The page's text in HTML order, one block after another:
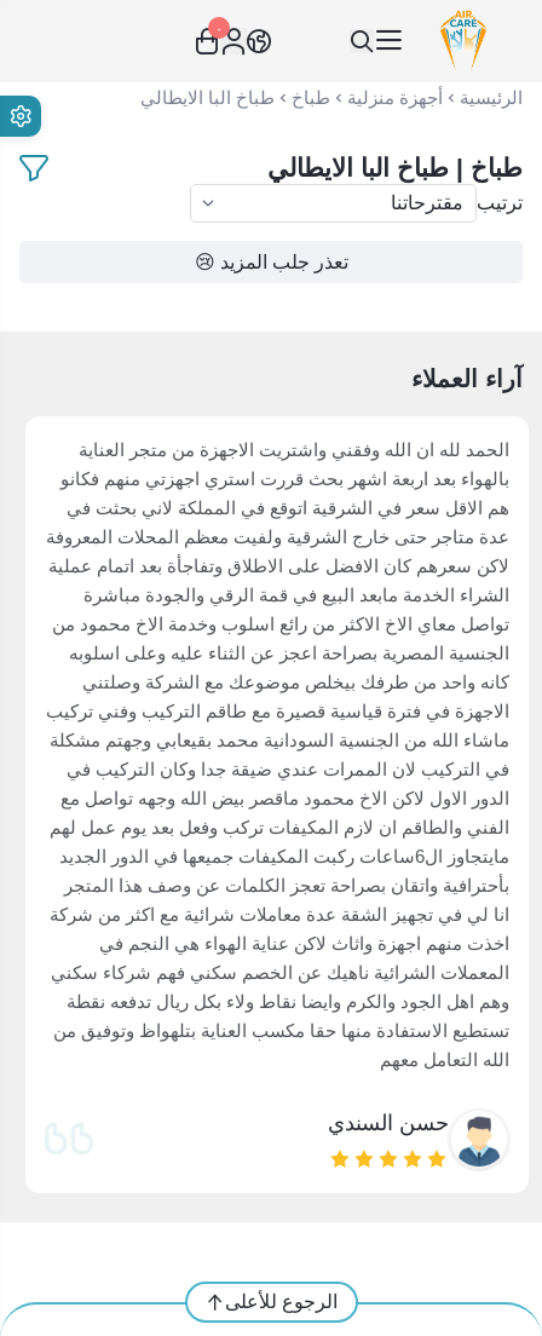
عناية الهواء | شريك سكني الاستراتيجي
٠
الرئيسية أجهزة منزلية طباخ طباخ البا الايطالي
طباخ | طباخ البا الايطالي
ترتيب
تعذر جلب المزيد 😢
آراء العملاء
الحمد لله ان الله وفقني واشتريت الاجهزة من متجر العناية
بالهواء بعد اربعة اشهر بحث قررت استري اجهزتي منهم فكانو
هم الاقل سعر في الشرقية اتوقع في المملكة لاني بحثت في
عدة متاجر حتى خارج الشرقية ولفيت معظم المحلات المعروفة
لاكن سعرهم كان الافضل على الاطلاق وتفاجأة بعد اتمام عملية
الشراء الخدمة مابعد البيع في قمة الرقي والجودة مباشرة
تواصل معاي الاخ الاكثر من رائع اسلوب وخدمة الاخ محمود من
الجنسية المصرية بصراحة اعجز عن الثناء عليه وعلى اسلوبه
كانه واحد من طرفك بيخلص موضوعك مع الشركة وصلتني
الاجهزة في فترة قياسية قصيرة مع طاقم التركيب وفني تركيب
ماشاء الله من الجنسية السودانية محمد بقيعابي وجهتم مشكلة
في التركيب لان الممرات عندي ضيقة جدا وكان التركيب في
الدور الاول لاكن الاخ محمود ماقصر بيض الله وجهه تواصل مع
الفني والطاقم ان لازم المكيفات تركب وفعل بعد يوم عمل لهم
مايتجاوز ال6ساعات ركبت المكيفات جميعها في الدور الجديد
بأحترافية واتقان بصراحة تعجز الكلمات عن وصف هذا المتجر
انا لي في تجهيز الشقة عدة معاملات شرائية مع اكثر من شركة
اخذت منهم اجهزة واثاث لاكن عناية الهواء هي النجم في
المعملات الشرائية ناهيك عن الخصم سكني فهم شركاء سكني
وهم اهل الجود والكرم وايضا نقاط ولاء بكل ريال تدفعه نقطة
تستطيع الاستفادة منها حقا مكسب العناية بتلهواظ وتوفيق من
الله التعامل معهم
حسن السندي
الرجوع للأعلى